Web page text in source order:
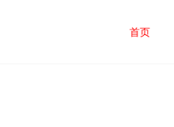
首页